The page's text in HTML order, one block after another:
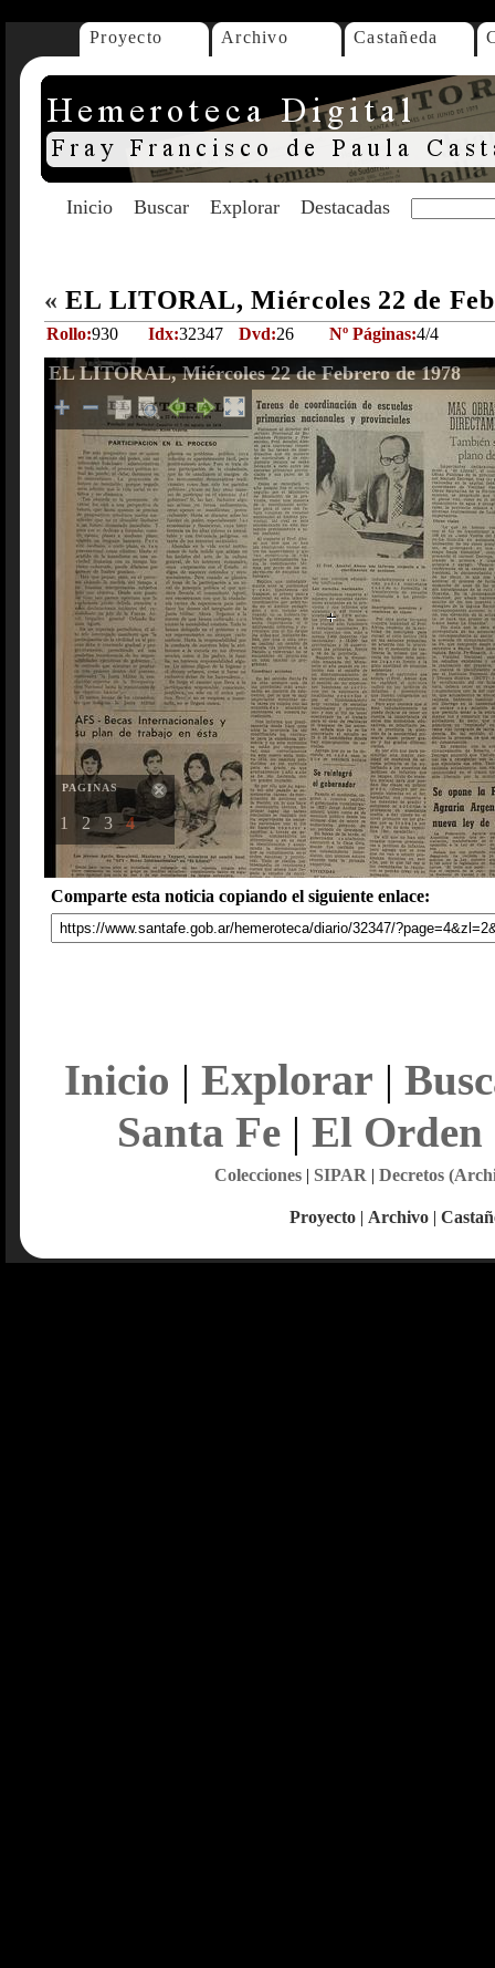
Proyecto Archivo Castañeda
Inicio Buscar Explorar Destacadas
« EL LITORAL, Miércoles 22 de
Rollo:930 Idx:32347 Dvd:26 Nº Páginas:4/4
EL LITORAL, Miércoles 22 de Febrero de 1978
PAGINAS
1 2 3 4
Comparte esta noticia copiando el siguiente enlace:
Inicio | Explorar |
Santa Fe| El Orden
Colecciones| SIPAR | Decretos
Proyecto | Archivo |